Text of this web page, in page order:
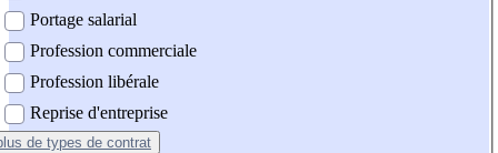
Portage salarial
Profession commerciale
Profession libérale
Reprise d'entreprise
de types de contrat